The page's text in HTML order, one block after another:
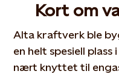
Kort om
Alta kraftverk ble
en helt spesiell
nært knyttet til